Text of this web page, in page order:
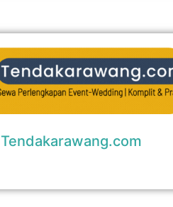
Tendakarawang.com